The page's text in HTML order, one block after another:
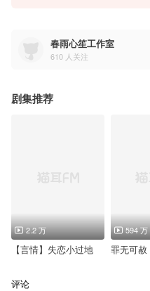
春雨心笙工作室
610 人关注
剧集推荐
2.2 万
【言情】失恋小过地
594 万
罪无可
评论